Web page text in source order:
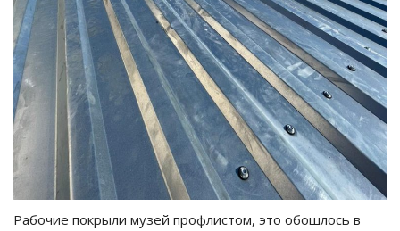
Рабочие покрыли музей профлистом, это обошлось в